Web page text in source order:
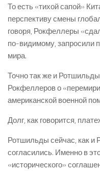
То есть «тихой сапой»
перспективу смены
говоря, Рокфеллеры
по-видимому, запросили
мира.
Точно так же и
Рокфеллеров о
американской военной
Долг, как говорится,
Ротшильды сейчас, как и
согласились. Именно в
«исторического»